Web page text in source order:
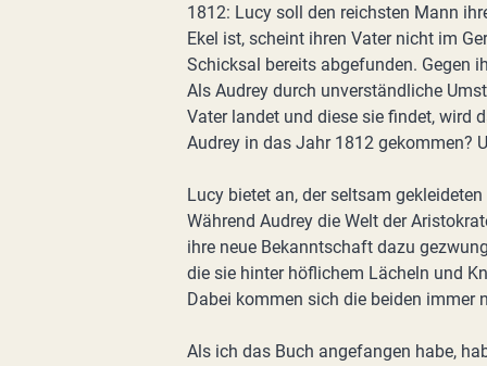
1812: Lucy soll den reichsten Mann
Ekel ist, scheint ihren Vater nicht im
Schicksal bereits abgefunden. Gegen
Als Audrey durch unverständliche
Vater landet und diese sie findet, wird
Audrey in das Jahr 1812 gekommen?
Lucy bietet an, der seltsam
Während Audrey die Welt der
ihre neue Bekanntschaft dazu
die sie hinter höflichem Lächeln und
Dabei kommen sich die beiden immer
Als ich das Buch angefangen habe,